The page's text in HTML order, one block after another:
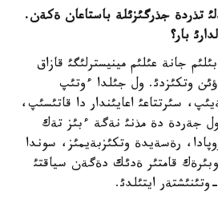
تذردة جذرگئزئلة باستاعان ةكةن.
بار؟
جانة عئلئم مينيسترلئگئ قازاق
وتكئزدئ. ول جئلدا ءوتئپ
سئرتتاعئ اعايئندار دا قاتئسئپ،
جةردة دة مذنئ نةگة ءبئز تةك
رةسةيدة وتكئزبةيمئز، سوندا
قامتئر ةدئك دةگةن سياقتئ
ايتئلدئ.